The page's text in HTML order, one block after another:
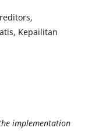
Kepailitan
implementation